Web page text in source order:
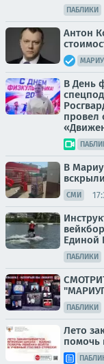
ПАБЛИКИ
Антон
В День
провел
В
СМИ
Единой
ПАБЛИКИ
ПАБЛИКИ
Лето
помочь